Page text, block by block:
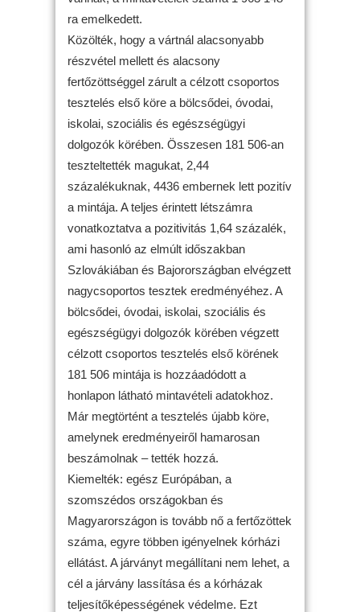
ra emelkedett.
Közölték, hogy a vártnál alacsonyabb
részvétel mellett és alacsony
fertőzöttséggel zárult a célzott csoportos
tesztelés első köre a bölcsődei, óvodai,
iskolai, szociális és egészségügyi
dolgozók körében. Összesen 181 506-an
teszteltették magukat, 2,44
százalékuknak, 4436 embernek lett pozitív
a mintája. A teljes érintett létszámra
vonatkoztatva a pozitivitás 1,64 százalék,
ami hasonló az elmúlt időszakban
Szlovákiában és Bajorországban elvégzett
nagycsoportos tesztek eredményéhez. A
bölcsődei, óvodai, iskolai, szociális és
egészségügyi dolgozók körében végzett
célzott csoportos tesztelés első körének
181 506 mintája is hozzáadódott a
honlapon látható mintavételi adatokhoz.
Már megtörtént a tesztelés újabb köre,
amelynek eredményeiről hamarosan
beszámolnak – tették hozzá.
Kiemelték: egész Európában, a
szomszédos országokban és
Magyarországon is tovább nő a fertőzöttek
száma, egyre többen igényelnek kórházi
ellátást. A járványt megállítani nem lehet, a
cél a járvány lassítása és a kórházak
teljesítőképességének védelme. Ezt